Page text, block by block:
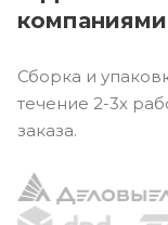
Сборка и
течение 2-3х
заказа.